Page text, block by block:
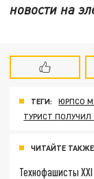
новости на
ТЕГИ: ЮРПСО
ТУРИСТ ПОЛУЧИЛ
ЧИТАЙТЕ
Технофашисты XXI